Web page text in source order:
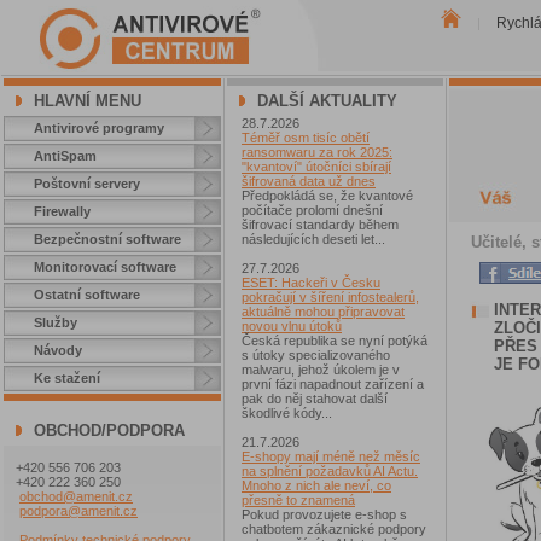
HLAVNÍ MENU
Antivirové programy
AntiSpam
Poštovní servery
Firewally
Bezpečnostní software
Monitorovací software
Ostatní software
Služby
Návody
Ke stažení
OBCHOD/PODPORA
+420 556 706 203
+420 222 360 250
obchod@amenit.cz
podpora@amenit.cz
DALŠÍ AKTUALITY
28.7.2026
Téměř osm tisíc obětí
ransomwaru za rok 2025:
"kvantoví" útočníci sbírají
šifrovaná data už dnes
Předpokládá se, že kvantové
počítače prolomí dnešní
šifrovací standardy během
následujících deseti let...
27.7.2026
ESET: Hackeři v Česku
pokračují v šíření infostealerů,
aktuálně mohou připravovat
novou vlnu útoků
Česká republika se nyní potýká
s útoky specializovaného
malwaru, jehož úkolem je v
první fázi napadnout zařízení a
pak do něj stahovat další
škodlivé kódy...
21.7.2026
E-shopy mají méně než měsíc
na splnění požadavků AI Actu.
Mnoho z nich ale neví, co
přesně to znamená
Pokud provozujete e-shop s
chatbotem zákaznické podpory
Učitelé,
JE